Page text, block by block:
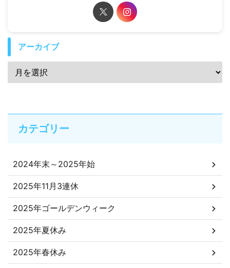
アーカイブ
カテゴリー
2024年末～2025年始
2025年11月3連休
2025年ゴールデンウィーク
2025年夏休み
2025年春休み